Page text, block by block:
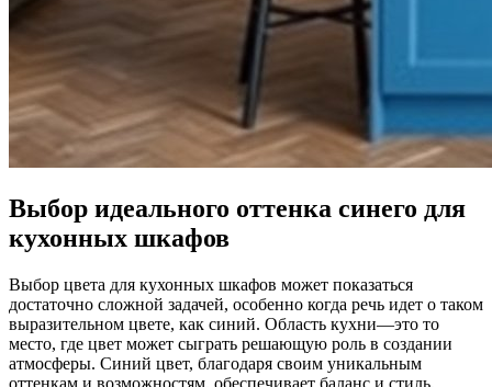
Выбор идеального оттенка синего для
кухонных шкафов
Выбор цвета для кухонных шкафов может показаться
достаточно сложной задачей, особенно когда речь идет о таком
выразительном цвете, как синий. Область кухни—это то
место, где цвет может сыграть решающую роль в создании
атмосферы. Синий цвет, благодаря своим уникальным
оттенкам и возможностям, обеспечивает баланс и стиль,